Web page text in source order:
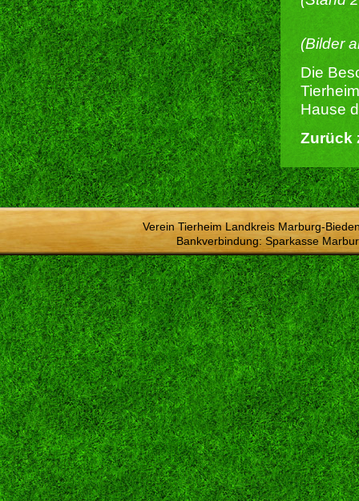
(Bilder
Die
Hause
Zurück
Verein Tierheim Landkreis Marburg-
Bankverbindung: Sparkasse